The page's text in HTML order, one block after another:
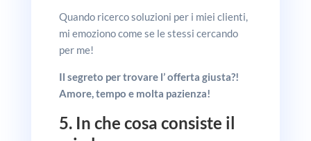
Quando ricerco soluzioni per i miei clienti,
mi emoziono come se le stessi cercando
per me!
Il segreto per trovare l’ offerta giusta?!
Amore, tempo e molta pazienza!
5. In che cosa consiste il